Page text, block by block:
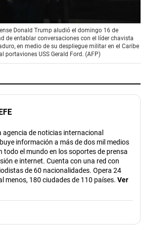
Donald Trump aludió el domingo 16 de
de entablar conversaciones con el líder chavista
en medio de su despliegue militar en el Caribe
portaviones USS Gerald Ford. (AFP)
agencia de noticias internacional
información a más de dos mil medios
todo el mundo en los soportes de prensa
e internet. Cuenta con una red con
de 60 nacionalidades. Opera 24
menos, 180 ciudades de 110 países. Ver